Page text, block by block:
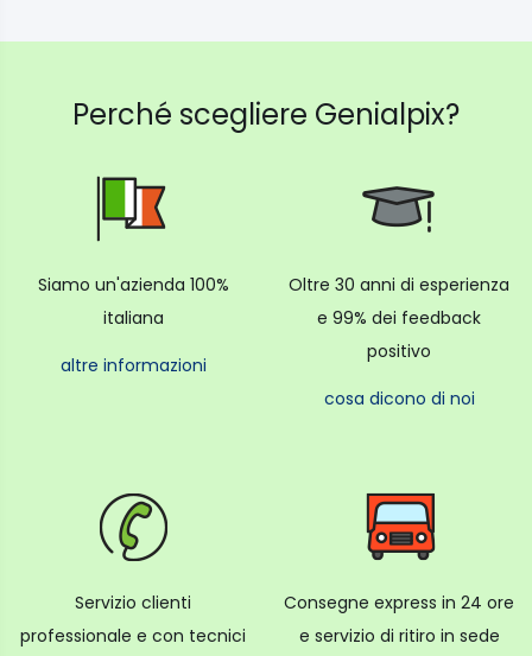
Perché scegliere Genialpix?
Siamo un'azienda 100%
italiana
altre informazioni
Oltre 30 anni di esperienza
e 99% dei feedback
positivo
cosa dicono di noi
Servizio clienti
professionale e con tecnici
Consegne express in 24 ore
e servizio di ritiro in sede